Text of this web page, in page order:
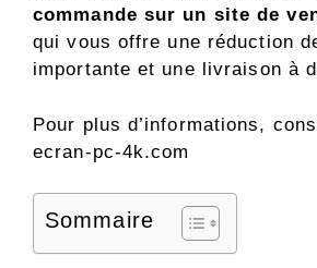
commande sur un site de
qui vous offre une réduction
importante et une livraison à
Pour plus d’informations,
ecran-pc-4k.com
Sommaire